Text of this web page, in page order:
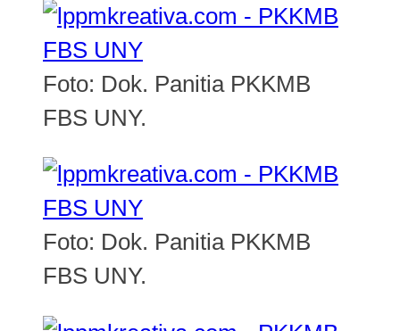
Foto: Dok. Panitia PKKMB
FBS UNY.
Foto: Dok. Panitia PKKMB
FBS UNY.